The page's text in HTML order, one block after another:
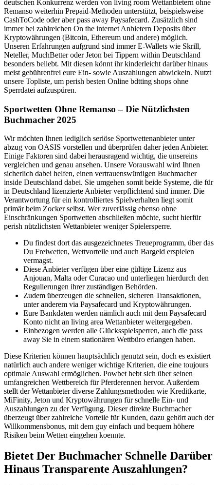
deutschen Konkurrenz werden von living room Wettanbietern ohne
Remanso weiterhin Prepaid-Methoden unterstützt, beispielsweise
CashToCode oder aber pass away Paysafecard. Zusätzlich sind
immer bei zahlreichen On the internet Anbietern Deposits über
Kryptowährungen (Bitcoin, Ethereum und andere) möglich.
Unseren Erfahrungen aufgrund sind immer E-Wallets wie Skrill,
Neteller, MuchBetter oder Jeton bei Tippern within Deutschland
besonders beliebt. Mit diesen könnt ihr kinderleicht darüber hinaus
meist gebührenfrei eure Ein- sowie Auszahlungen abwickeln. Nutzt
unsere Topliste, um perish besten Online bdtting shops ohne
Sperrdatei aufzuspüren.
Sportwetten Ohne Remanso – Die Nützlichsten
Buchmacher 2025
Wir möchten Ihnen lediglich seriöse Sportwettenanbieter unter
abzug von OASIS vorstellen und überprüfen daher jeden Anbieter.
Einige Faktoren sind dabei herausragend wichtig, die unsereins
vergleichen und genau ansehen. Unsere Vorauswahl wird Ihnen
sicherlich dabei helfen, einen vertrauenswürdigen Buchmacher
inside Deutschland dabei. Sie umgehen somit beide Systeme, die für
in Deutschland lizenzierte Anbieter verpflichtend sind immer. Die
Verantwortung für ein kontrolliertes Spielverhalten liegt somit
primär beim Zocker selbst. Wer zuverlässig ebenso ohne
Einschränkungen Sportwetten abschließen möchte, sucht hierfür
perish nützlichsten Wettanbieter weniger Spielersperre.
Du findest dort das ausgezeichnetes Treueprogramm, über das
Du Freiwetten, Wettvorteile und auch Bargeld erspielen
vermagst.
Diese Anbieter verfügen über eine gültige Lizenz aus
Anjouan, Malta oder Curacao und unterliegen hierdurch den
Regulierungen ihrer zuständigen Behörden.
Zudem überzeugen die schnellen, sicheren Transaktionen,
unter anderem via Paysafecard und Kryptowährungen.
Eure Bankdaten werden nämlich auch mit dem Paysafecard
Konto nicht an living area Wettanbieter weitergegeben.
Einbezogen werden alle Glücksspielsperren, auch die pass
away Sie in einem stationären Wettbüro erlangen haben.
Diese Kriterien können hauptsächlich genutzt sein, doch es existiert
natürlich auch andere weniger wichtige Kriterien, die eine toujours
optimale Auswahl ermöglichen. Powbet hebt sich über seinen
umfangreichen Wettbereich für Pferderennen hervor. Außerdem
stellt der Wettanbieter diverse Zahlungsmethoden wie Kreditkarte,
MiFinity, Jeton und Kryptowährungen für schnelle Ein- und
Auszahlungen zu der Verfügung. Dieser direkte Buchmacher
überzeugt über zahlreiche Vorteile für Kunden, dazu gehört auch der
Willkommensbonus, mit dem guy einfach und bequem höhere
Risiken beim Wetten eingehen koennte.
Bietet Der Buchmacher Schnelle Darüber
Hinaus Transparente Auszahlungen?